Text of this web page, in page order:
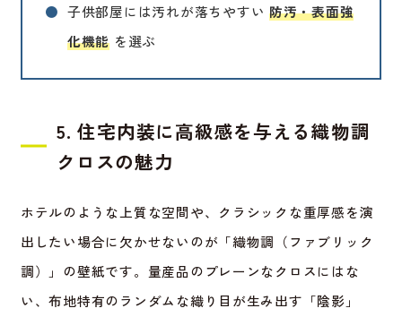
● 子供部屋には汚れが落ちやすい 防汚・表面強
化機能 を選ぶ
5. 住宅内装に高級感を与える織物調
クロスの魅力
ホテルのような上質な空間や、クラシックな重厚感を演
出したい場合に欠かせないのが「織物調（ファブリック
調）」の壁紙です。量産品のプレーンなクロスにはな
い、布地特有のランダムな織り目が生み出す「陰影」